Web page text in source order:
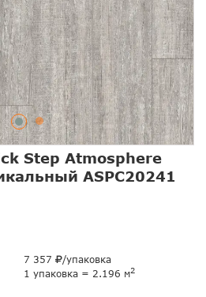
Step Atmosphere
ASPC20241
7 357
/упаковка
1 упаковка = 2.196 м2